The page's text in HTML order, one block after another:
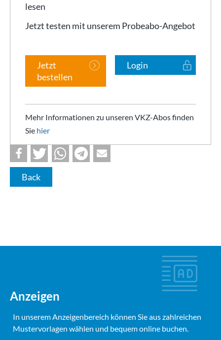
lesen
Jetzt testen mit unserem Probeabo-Angebot
Jetzt
bestellen
Login
Mehr Informationen zu unseren VKZ-Abos finden
Sie hier
Back
Anzeigen
In unserem Anzeigenbereich können Sie aus zahlreichen
Mustervorlagen wählen und bequem online buchen.